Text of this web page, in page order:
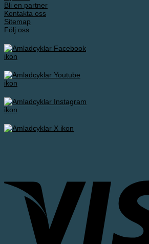
Bli en partner
Kontakta oss
Sitemap
Följ oss